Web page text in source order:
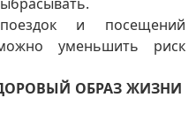
и посещений
уменьшить риск
ОБРАЗ ЖИЗНИ